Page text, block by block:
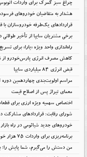
چراغ سبز گمرک برای واردات
هشدار به متقاضیان خودروهای فرسوده
قراردادهای یک‌طرفه خودروسازان با
برخی مشتریان سایپا از تأخیر طولانی
راه‌اندازی واحد ویژه «یارا» برای
کاهش مصرف انرژی پارس‌خودرو از
قبض انرژی ۸۴ میلیاردی سایپا
مراسم اولویت‌بندی چهاردهمین
معمای تیراژ پس از اصلاح قیمت
اختصاص سهمیه ویژه ارزی برای
شورای رقابت: قراردادهای مشارکت
خودروهای جدید شیائومی در راه بازار
برنامه‌ریزی برای واردات ۷۵ هزار خودرو
من دستش را می‌گیرم، شما پایش را؛